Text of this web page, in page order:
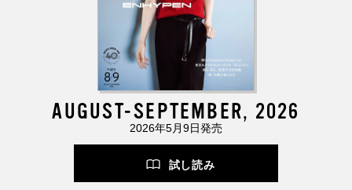
AUGUST-SEPTEMBER, 2026
2026年5月9日発売
試し読み